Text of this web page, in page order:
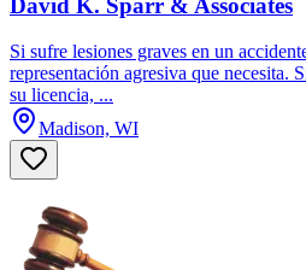
Si sufre lesiones graves en un
representación agresiva que necesita.
su licencia, ...
Madison, WI